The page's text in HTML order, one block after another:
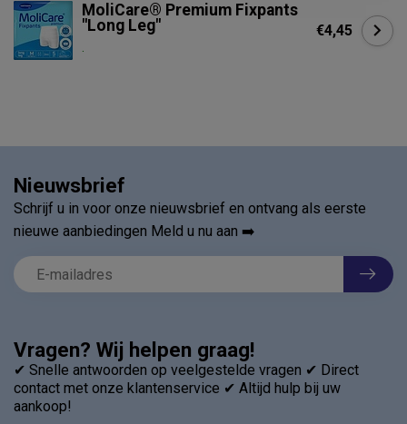
MoliCare® Premium Fixpants
"Long Leg"
.
€4,45
Vragen? Wij helpen graag!
✔ Snelle antwoorden op veelgestelde vragen ✔ Direct
contact met onze klantenservice ✔ Altijd hulp bij uw
aankoop!
Nieuwsbrief
Schrijf u in voor onze nieuwsbrief en ontvang als eerste
nieuwe aanbiedingen Meld u nu aan ➡️